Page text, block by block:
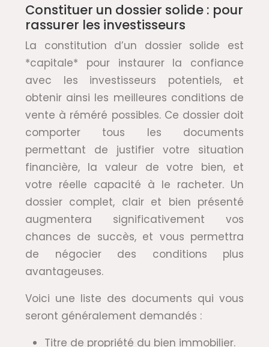
Constituer un dossier solide : pour
rassurer les investisseurs
La constitution d’un dossier solide est
*capitale* pour instaurer la confiance
avec les investisseurs potentiels, et
obtenir ainsi les meilleures conditions de
vente à réméré possibles. Ce dossier doit
comporter tous les documents
permettant de justifier votre situation
financière, la valeur de votre bien, et
votre réelle capacité à le racheter. Un
dossier complet, clair et bien présenté
augmentera significativement vos
chances de succès, et vous permettra
de négocier des conditions plus
avantageuses.
Voici une liste des documents qui vous
seront généralement demandés :
Titre de propriété du bien immobilier.